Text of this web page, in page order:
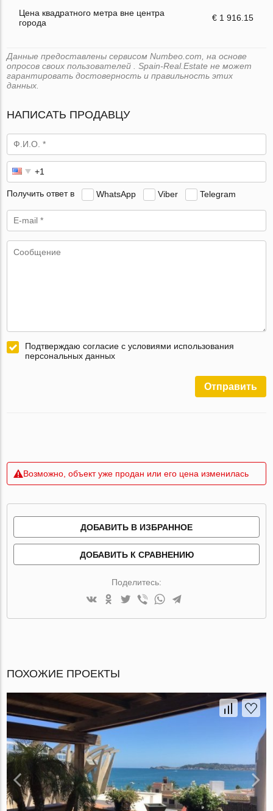
Цена квадратного метра вне центра
города
€ 1 916.15
Данные предоставлены сервисом Numbeo.com, на основе
опросов своих пользователей . Spain-Real.Estate не может
гарантировать достоверность и правильность этих
данных.
НАПИСАТЬ ПРОДАВЦУ
Получить ответ в WhatsApp Viber Telegram
Подтверждаю согласие с условиями использования
персональных данных
Отправить
Возможно, объект уже продан или его цена изменилась
ДОБАВИТЬ В ИЗБРАННОЕ
ДОБАВИТЬ К СРАВНЕНИЮ
Поделитесь:
ПОХОЖИЕ ПРОЕКТЫ